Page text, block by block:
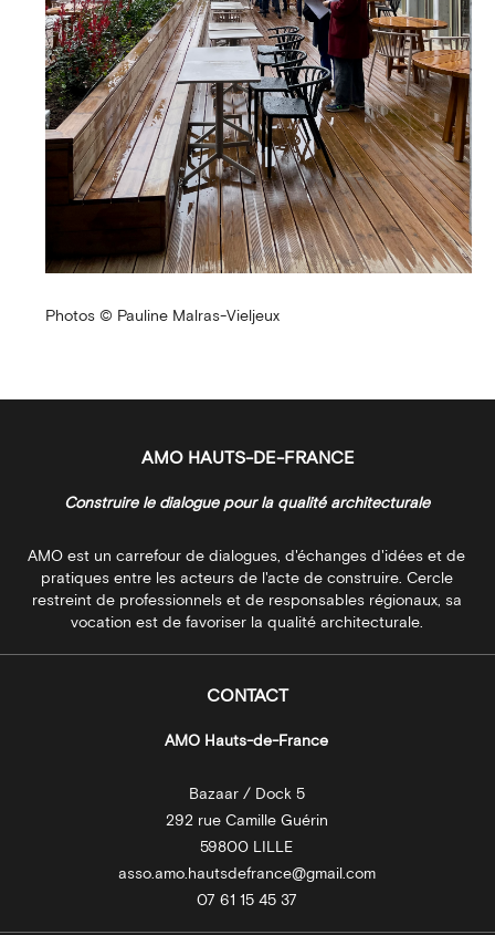
Photos © Pauline Malras-Vieljeux
AMO HAUTS-DE-FRANCE
Construire le dialogue pour la qualité architecturale
AMO est un carrefour de dialogues, d'échanges d'idées et de
pratiques entre les acteurs de l'acte de construire. Cercle
restreint de professionnels et de responsables régionaux, sa
vocation est de favoriser la qualité architecturale.
CONTACT
AMO Hauts-de-France
Bazaar / Dock 5
292 rue Camille Guérin
59800 LILLE
asso.amo.hautsdefrance@gmail.com
07 61 15 45 37